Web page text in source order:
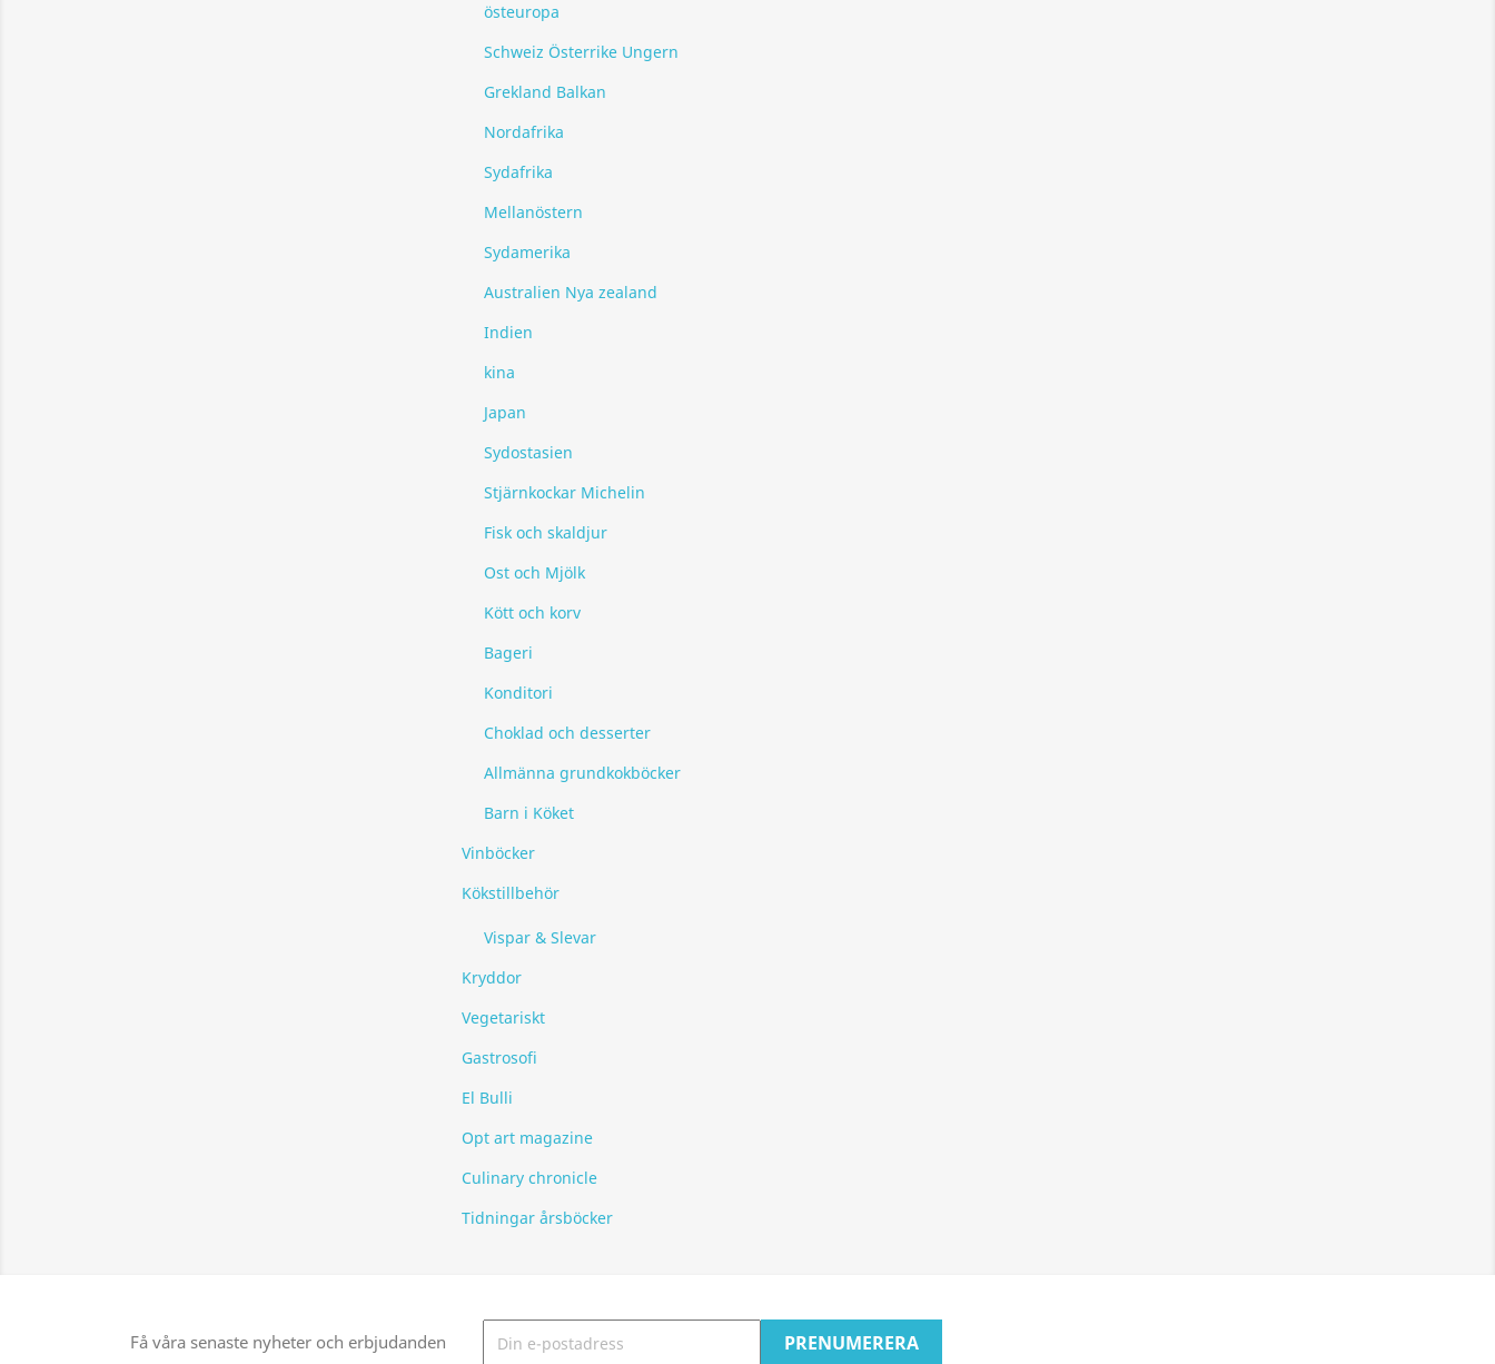
östeuropa
Schweiz Österrike Ungern
Grekland Balkan
Nordafrika
Sydafrika
Mellanöstern
Sydamerika
Australien Nya zealand
Indien
kina
Japan
Sydostasien
Stjärnkockar Michelin
Fisk och skaldjur
Ost och Mjölk
Kött och korv
Bageri
Konditori
Choklad och desserter
Allmänna grundkokböcker
Barn i Köket
Vinböcker
Kökstillbehör
Vispar & Slevar
Kryddor
Vegetariskt
Gastrosofi
El Bulli
Opt art magazine
Culinary chronicle
Tidningar årsböcker
Få våra senaste nyheter och erbjudanden